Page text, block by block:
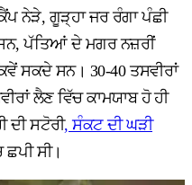
ਨੇੜੇ, ਗੂੜ੍ਹਾ ਜਰ ਰੰਗਾ ਪੰਛੀ
ਪੱਤਿਆਂ ਦੇ ਮਗਰ ਨਜ਼ਰੀਂ
ਸਕਦੇ ਸਨ। 30-40 ਤਸਵੀਰਾਂ
ਲੈਣ ਵਿੱਚ ਕਾਮਯਾਬ ਹੋ ਹੀ
ਦੀ ਸਟੋਰੀ, ਸੰਕਟ ਦੀ ਘੜੀ
ਛਪੀ ਸੀ।